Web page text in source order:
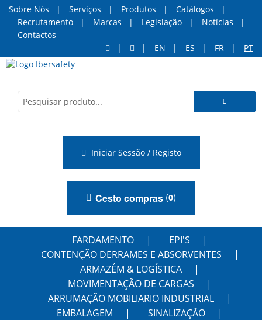
Sobre Nós Serviços Produtos
Catálogos
Recrutamento
Marcas Legislação
Notícias
Contactos
EN
ES FR PT
Iniciar Sessão / Registo
Cesto compras (0)
FARDAMENTO
EPI'S
CONTENÇÃO DERRAMES E ABSORVENTES
ARMAZÉM & LOGÍSTICA
MOVIMENTAÇÃO DE CARGAS
ARRUMAÇÃO MOBILIARIO INDUSTRIAL
EMBALAGEM
SINALIZAÇÃO